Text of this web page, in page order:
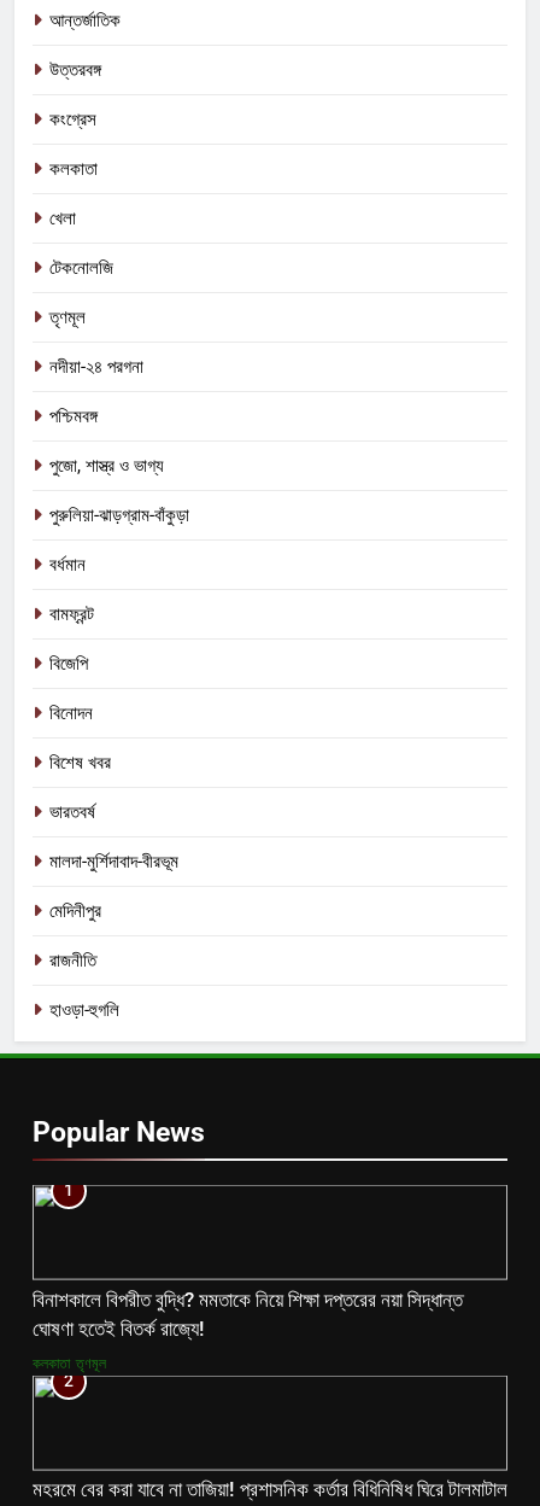
আন্তর্জাতিক
উত্তরবঙ্গ
কংগ্রেস
কলকাতা
খেলা
টেকনোলজি
তৃণমূল
নদীয়া-২৪ পরগনা
পশ্চিমবঙ্গ
পুজো, শাস্ত্র ও ভাগ্য
পুরুলিয়া-ঝাড়গ্রাম-বাঁকুড়া
বর্ধমান
বামফ্রন্ট
বিজেপি
বিনোদন
বিশেষ খবর
ভারতবর্ষ
মালদা-মুর্শিদাবাদ-বীরভূম
মেদিনীপুর
রাজনীতি
হাওড়া-হুগলি
Popular News
1
বিনাশকালে বিপরীত বুদ্ধি? মমতাকে নিয়ে শিক্ষা দপ্তরের নয়া সিদ্ধান্ত
ঘোষণা হতেই বিতর্ক রাজ্যে!
কলকাতা তৃণমূল
2
মহরমে বের করা যাবে না তাজিয়া! প্রশাসনিক কর্তার বিধিনিষিধ ঘিরে টালমাটাল